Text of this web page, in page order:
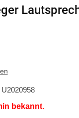
U2020958
bekannt.